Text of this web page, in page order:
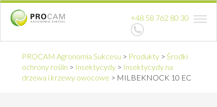
+48 58 762 80 30
PROCAM Agronomia Sukcesu > Produkty > Środki
ochrony roślin > Insektycydy > Insektycydy na
drzewa i krzewy owocowe > MILBEKNOCK 10 EC